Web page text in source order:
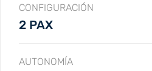
CONFIGURACIÓN
2 PAX
AUTONOMÍA